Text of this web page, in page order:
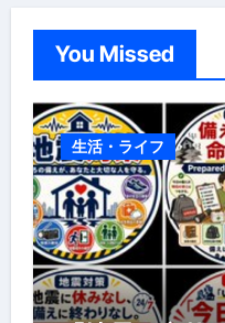
You Missed
生活・ライフ